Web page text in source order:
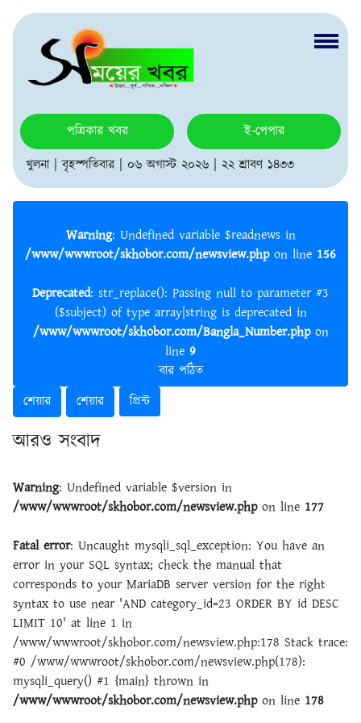
পত্রিকার খবর
ই-পেপার
খুলনা | বৃহস্পতিবার | ০৬ অগাস্ট ২০২৬ | ২২ শ্রাবণ ১৪৩৩
Warning : Undefined variable $readnews in
/www/wwwroot/skhobor.com/newsview.phpon line 156
Deprecated: str_replace(): Passing null to parameter #3
($subject) of type array|string is deprecated in
/www/wwwroot/skhobor.com/Bangla_Number.phpon
line 9
বার পঠিত
শেয়ার
শেয়ার প্রিন্ট
আরও সংবাদ
Warning: Undefined variable $version in
/www/wwwroot/skhobor.com/newsview.phpon line 177
Fatal error: Uncaught mysqli_sql_exception: You have an
error in your SQL syntax; check the manual that
corresponds to your MariaDB server version for the right
syntax to use near 'AND category_id=23 ORDER BY id DESC
LIMIT 10' at line 1 in
/www/wwwroot/skhobor.com/newsview.php:178 Stack trace:
#0 /www/wwwroot/skhobor.com/newsview.php(178):
mysqli_query() #1 {main} thrown in
/www/wwwroot/skhobor.com/newsview.phpon line 178